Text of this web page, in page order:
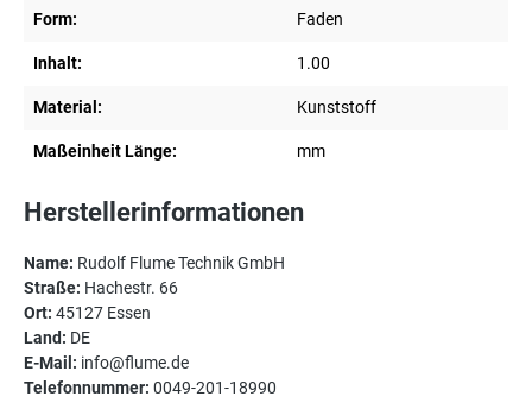
Form: Faden
Inhalt: 1.00
Material: Kunststoff
Maßeinheit Länge: mm
Herstellerinformationen
Name: Rudolf Flume Technik GmbH
Straße: Hachestr. 66
Ort: 45127 Essen
Land: DE
E-Mail: info@flume.de
Telefonnummer: 0049-201-18990